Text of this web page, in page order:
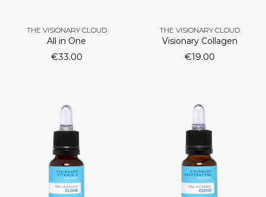
THE VISIONARY CLOUD
All in One
€33.00
THE VISIONARY CLOUD
Visionary Collagen
€19.00